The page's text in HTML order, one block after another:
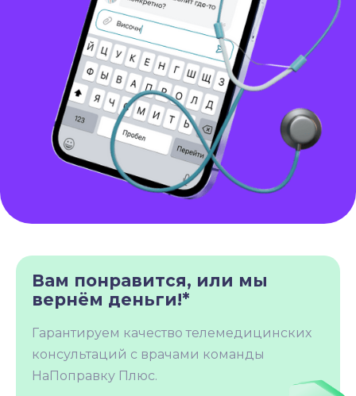
Вам понравится, или мы
вернём деньги!*
Гарантируем качество телемедицинских
консультаций с врачами команды
НаПоправку Плюс.